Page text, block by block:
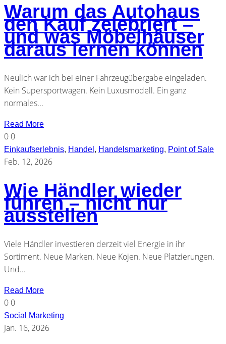
Warum das Autohaus
den Kauf zelebriert –
und was Möbelhäuser
daraus lernen können
Neulich war ich bei einer Fahrzeugübergabe eingeladen.
Kein Supersportwagen. Kein Luxusmodell. Ein ganz
normales...
Read More
0 0
Einkaufserlebnis, Handel , Handelsmarketing, Point of Sale
Feb. 12, 2026
Wie Händler wieder
führen – nicht nur
ausstellen
Viele Händler investieren derzeit viel Energie in ihr
Sortiment. Neue Marken. Neue Kojen. Neue Platzierungen.
Und...
Read More
0 0
Social Marketing
Jan. 16, 2026